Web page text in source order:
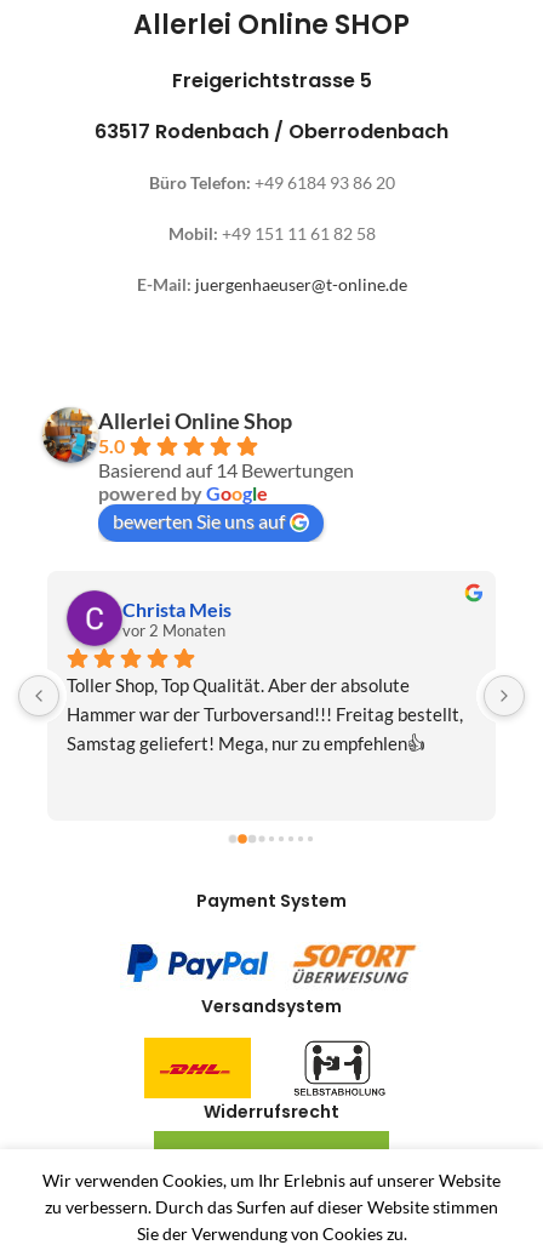
Allerlei Online SHOP
Freigerichtstrasse 5
63517 Rodenbach / Oberrodenbach
Büro Telefon: +49 6184 93 86 20
Mobil: +49 151 11 61 82 58
E-Mail: juergenhaeuser@t-online.de
Allerlei Online Shop
5.0
Basierend auf 14 Bewertungen
powered byGoogle
bewerten Sie uns auf
Christa Meis
vor 2 Monaten
Toller Shop, Top Qualität. Aber der absolute
Hammer war der Turboversand!!! Freitag bestellt,
Samstag geliefert! Mega, nur zu empfehlen👍
Payment System
Versandsystem
Widerrufsrecht
Allerlei-Online 2024Dienstleistungen Häuser. Antiquitäten und Second Hand
Produkte Online Shop.
Wir verwenden Cookies, um Ihr Erlebnis auf unserer Website
zu verbessern. Durch das Surfen auf dieser Website stimmen
Sie der Verwendung von Cookies zu.